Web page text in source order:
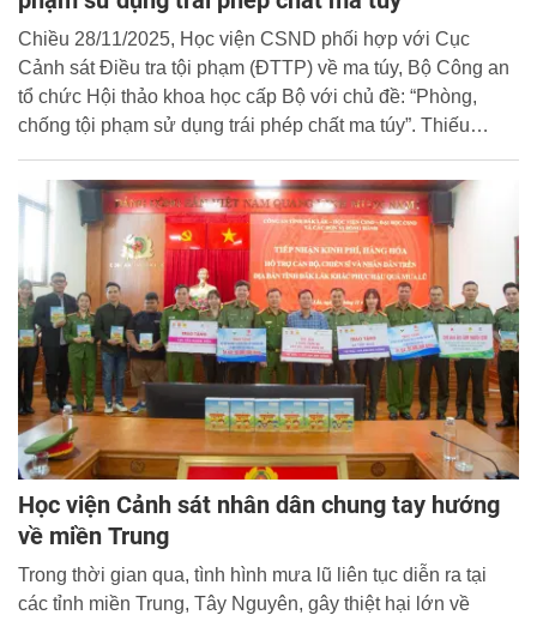
Chiều 28/11/2025, Học viện CSND phối hợp với Cục
Cảnh sát Điều tra tội phạm (ĐTTP) về ma túy, Bộ Công an
tổ chức Hội thảo khoa học cấp Bộ với chủ đề: “Phòng,
chống tội phạm sử dụng trái phép chất ma túy”. Thiếu
viện CSND và Thiếu tướng Lê Quý Thường, Phó Cục
trưởng Cục Cảnh sát ĐTTP ma túy, Bộ Công an đồng chủ
trì Hội thảo.
Học viện Cảnh sát nhân dân chung tay hướng
về miền Trung
Trong thời gian qua, tình hình mưa lũ liên tục diễn ra tại
các tỉnh miền Trung, Tây Nguyên, gây thiệt hại lớn về